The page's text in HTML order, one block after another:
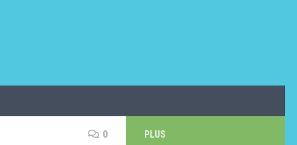
0 PLUS